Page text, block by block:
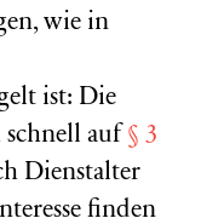
wie in
ist: Die
auf § 3
Dienstalter
finden